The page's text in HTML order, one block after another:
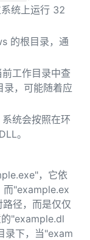
统上运行 32
的根目录，通
工作目录中查
录，可能随着应
统会按照在环
。
，它依
而"example.ex
径，而是仅仅
"example.dl
录下，当"exam